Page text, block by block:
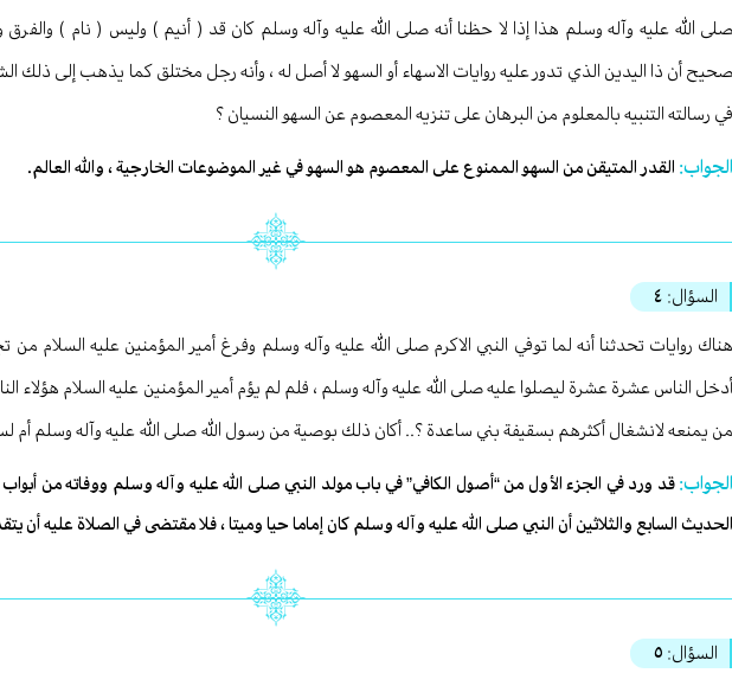
صلى الله عليه وآله وسلم هذا إذا لا حظنا أنه صلى الله عليه وآله وسلم كان قد ( أنيم ) وليس ( نام )
صحيح أن ذا اليدين الذي تدور عليه روايات الاسهاء أو السهو لا أصل له ، وأنه رجل مختلق كما يذهب إلى ذلك
في رسالته التنبيه بالمعلوم من البرهان على تنزيه المعصوم عن السهو النسيان ؟
الجواب: القدر المتيقن من السهو الممنوع على المعصوم هو السهو في غير الموضوعات الخارجية ، والله العالم.
السؤال: ٤
هناك روايات تحدثنا أنه لما توفي النبي الاكرم صلى الله عليه وآله وسلم وفرغ أمير المؤمنين عليه السلام من
أدخل الناس عشرة عشرة ليصلوا عليه صلى الله عليه وآله وسلم ، فلم لم يؤم أمير المؤمنين عليه السلام هؤلاء
من يمنعه لانشغال أكثرهم بسقيفة بني ساعدة ؟.. أكان ذلك بوصية من رسول الله صلى الله عليه وآله وسلم أم
الجواب:قد ورد في الجزء الأول من “أصول الكافي” في باب مولد النبي صلى الله عليه وآله وسلم ووفاته من
الحديث السابع والثلاثين أن النبي صلى الله عليه وآله وسلم كان إماما حيا وميتا ، فلا مقتضى في الصلاة عليه أن
السؤال: ٥